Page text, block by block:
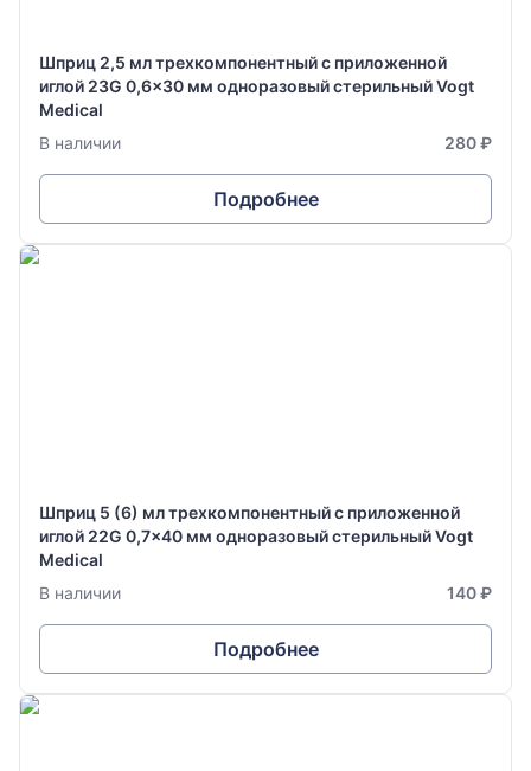
Шприц 2,5 мл трехкомпонентный с приложенной
иглой 23G 0,6x30 мм одноразовый стерильный Vogt
Medical
В наличии
280 ₽
Подробнее
Шприц 5 (6) мл трехкомпонентный с приложенной
иглой 22G 0,7x40 мм одноразовый стерильный Vogt
Medical
В наличии
140 ₽
Подробнее